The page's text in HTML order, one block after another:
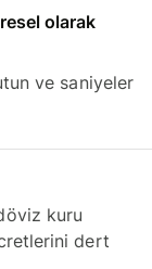
olarak
ve saniyeler
kuru
dert